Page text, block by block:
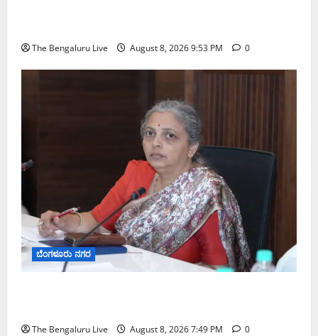
The Bengaluru Live August 8, 2026 9:53 PM 0
ಬೆಂಗಳೂರು ನಗರ
The Bengaluru Live August 8, 2026 7:49 PM 0